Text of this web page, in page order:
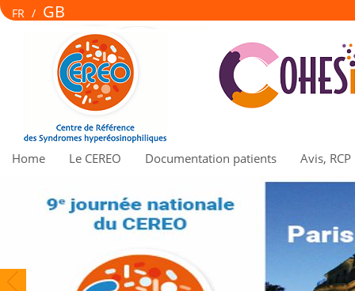
FR / GB
Home Le CEREO Documentation patients Avis, RCP